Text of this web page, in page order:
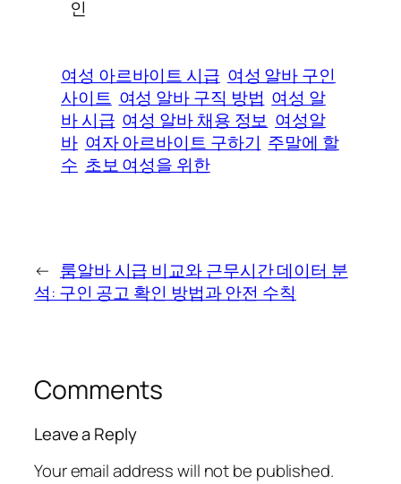
인
여성 아르바이트 시급 여성 알바 구인
사이트 여성 알바 구직 방법 여성 알
바 시급 여성 알바 채용 정보 여성알
바 여자 아르바이트 구하기 주말에 할
수 초보 여성을 위한
← 룸알바 시급 비교와 근무시간 데이터 분
석: 구인 공고 확인 방법과 안전 수칙
Comments
Leave a Reply
Your email address will not be published.